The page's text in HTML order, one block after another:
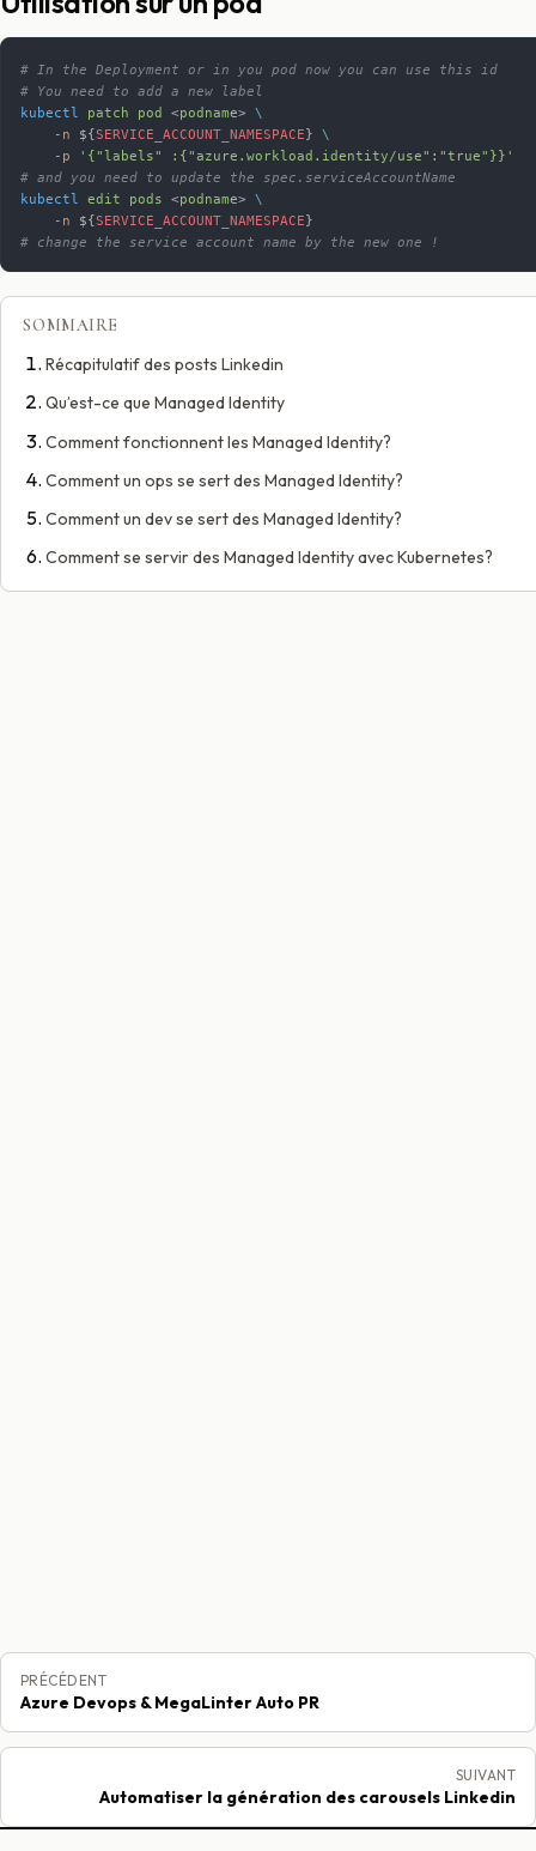
SOMMAIRE
Récapitulatif des posts Linkedin
Qu’est-ce que Managed Identity
Comment fonctionnent les Managed Identity?
Comment un ops se sert des Managed Identity?
Comment un dev se sert des Managed Identity?
Comment se servir des Managed Identity avec Kubernetes?
# In the Deployment or in you pod now you can use this id
# You need to add a new label
kubectl patch pod <podname> \
    -n
${SERVICE_ACCOUNT_NAMESPACE} \
    -p
'{"labels" :{"azure.workload.identity/use":"true"}}'
# and you need to update the spec.serviceAccountName
kubectl edit pods <podname> \
    -n
${SERVICE_ACCOUNT_NAMESPACE}
# change the service account name by the new one !
14 mai 2023
Cloud et infrastructure
PRÉCÉDENT
Azure Devops & MegaLinter Auto PR
SUIVANT
Automatiser la génération des carousels Linkedin